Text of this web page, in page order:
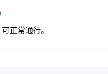
正常通行。